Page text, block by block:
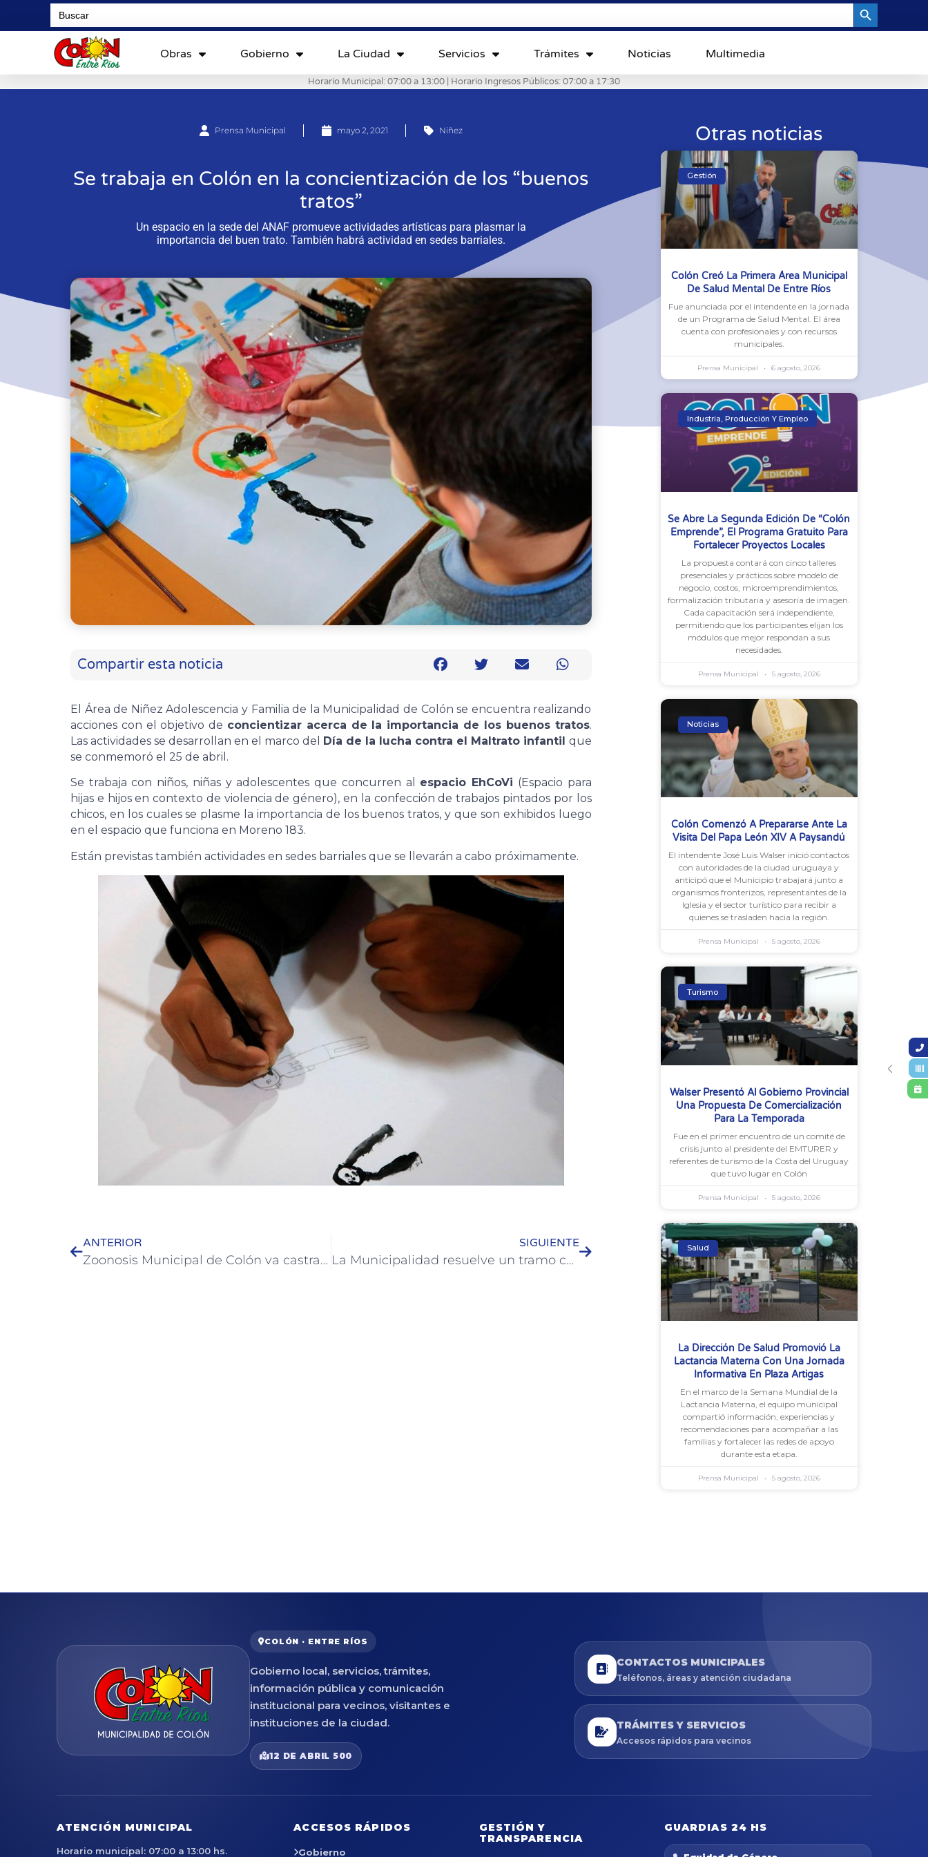
Search
for:
Obras Gobierno La Ciudad Servicios Trámites Noticias Multimedia
Horario Municipal: 07:00 a 13:00 | Horario Ingresos Públicos: 07:00 a 17:30
Prensa Municipal mayo 2, 2021 Niñez
Se trabaja en Colón en la concientización de los “buenos
tratos”
Un espacio en la sede del ANAF promueve actividades artísticas para plasmar la
importancia del buen trato. También habrá actividad en sedes barriales.
Compartir esta noticia
El Área de Niñez Adolescencia y Familia de la Municipalidad de Colón se encuentra realizando
acciones con el objetivo de concientizar acerca de la importancia de los buenos tratos.
Las actividades se desarrollan en el marco del Día de la lucha contra el Maltrato infantil que
se conmemoró el 25 de abril.
Se trabaja con niños, niñas y adolescentes que concurren al espacio EhCoVi (Espacio para
hijas e hijos en contexto de violencia de género), en la confección de trabajos pintados por los
chicos, en los cuales se plasme la importancia de los buenos tratos, y que son exhibidos luego
en el espacio que funciona en Moreno 183.
Están previstas también actividades en sedes barriales que se llevarán a cabo próximamente.
ANTERIOR
Zoonosis Municipal de Colón va castrando más de 100 animales
SIGUIENTE
La Municipalidad resuelve un tramo complejo de la obra de la red cloacal
Otras noticias
Gestión
Colón Creó La Primera Área Municipal
De Salud Mental De Entre Ríos
Fue anunciada por el intendente en la jornada
de un Programa de Salud Mental. El área
cuenta con profesionales y con recursos
municipales.
Prensa Municipal 6 agosto, 2026
Industria, Producción Y Empleo
Se Abre La Segunda Edición De “Colón
Emprende”, El Programa Gratuito Para
Fortalecer Proyectos Locales
La propuesta contará con cinco talleres
presenciales y prácticos sobre modelo de
negocio, costos, microemprendimientos,
formalización tributaria y asesoría de imagen.
Cada capacitación será independiente,
permitiendo que los participantes elijan los
módulos que mejor respondan a sus
necesidades.
Prensa Municipal 5 agosto, 2026
Noticias
Colón Comenzó A Prepararse Ante La
Visita Del Papa León XIV A Paysandú
El intendente José Luis Walser inició contactos
con autoridades de la ciudad uruguaya y
anticipó que el Municipio trabajará junto a
organismos fronterizos, representantes de la
Iglesia y el sector turístico para recibir a
quienes se trasladen hacia la región.
Prensa Municipal 5 agosto, 2026
Turismo
Walser Presentó Al Gobierno Provincial
Una Propuesta De Comercialización
Para La Temporada
Fue en el primer encuentro de un comité de
crisis junto al presidente del EMTURER y
referentes de turismo de la Costa del Uruguay
que tuvo lugar en Colón
Prensa Municipal 5 agosto, 2026
Salud
La Dirección De Salud Promovió La
Lactancia Materna Con Una Jornada
Informativa En Plaza Artigas
En el marco de la Semana Mundial de la
Lactancia Materna, el equipo municipal
compartió información, experiencias y
recomendaciones para acompañar a las
familias y fortalecer las redes de apoyo
durante esta etapa.
Prensa Municipal 5 agosto, 2026
COLÓN · ENTRE RÍOS
Gobierno local, servicios, trámites,
información pública y comunicación
institucional para vecinos, visitantes e
instituciones de la ciudad.
12 DE ABRIL 500
CONTACTOS MUNICIPALES
Teléfonos, áreas y atención ciudadana
TRÁMITES Y SERVICIOS
Accesos rápidos para vecinos
ATENCIÓN MUNICIPAL
Horario municipal: 07:00 a 13:00 hs.
ACCESOS RÁPIDOS
Gobierno
GESTIÓN Y
TRANSPARENCIA
GUARDIAS 24 HS